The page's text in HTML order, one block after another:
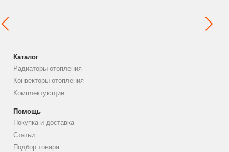
Каталог
Радиаторы отопления
Конвекторы отопления
Комплектующие
Помощь
Покупка и доставка
Статьи
Подбор товара